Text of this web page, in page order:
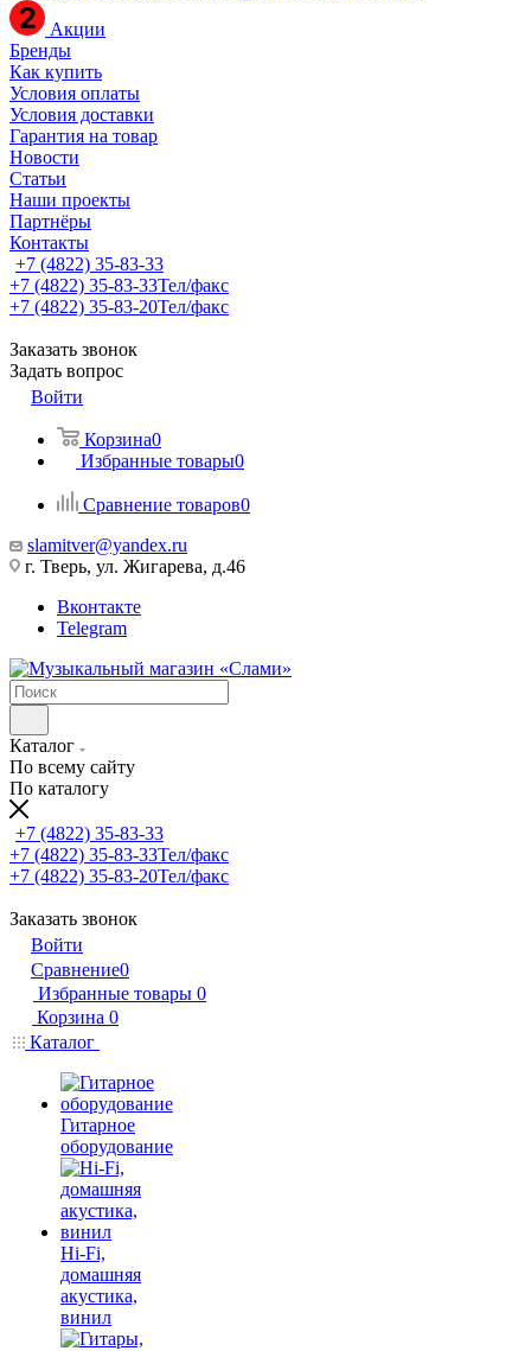
Акции
Бренды
Как купить
Условия оплаты
Условия доставки
Гарантия на товар
Новости
Статьи
Наши проекты
Партнёры
Контакты
+7 (4822) 35-83-33
+7 (4822) 35-83-33Тел/факс
+7 (4822) 35-83-20Тел/факс
Заказать звонок
Задать вопрос
Войти
Корзина0
Избранные товары0
Сравнение товаров0
slamitver@yandex.ru
г. Тверь, ул. Жигарева, д.46
Вконтакте
Telegram
Каталог
По всему сайту
По каталогу
+7 (4822) 35-83-33
+7 (4822) 35-83-33Тел/факс
+7 (4822) 35-83-20Тел/факс
Заказать звонок
Войти
Сравнение0
Избранные товары 0
Корзина 0
Каталог
Гитарное
оборудование
Hi-Fi,
домашняя
акустика,
винил